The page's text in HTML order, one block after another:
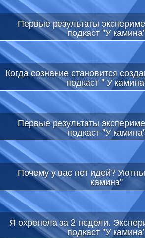
Первые результаты
подкаст "У камина"
Когда сознание становится
подкаст " У
Первые результаты
подкаст "У камина"
Почему у вас нет идей?
камина"
Я охренела за 2 недели.
подкаст "У камина"